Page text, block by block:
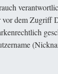
vor dem Zugriff